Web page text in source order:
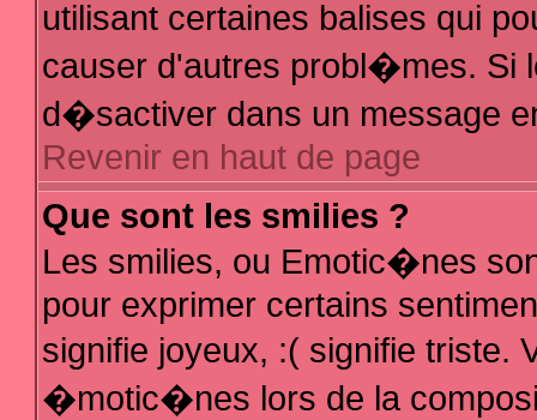
utilisant certaines balises qui
causer d'autres probl�mes. Si
d�sactiver dans un message
Revenir en haut de page
Que sont les smilies ?
Les smilies, ou Emotic�nes
pour exprimer certains
signifie joyeux, :( signifie triste.
�motic�nes lors de la